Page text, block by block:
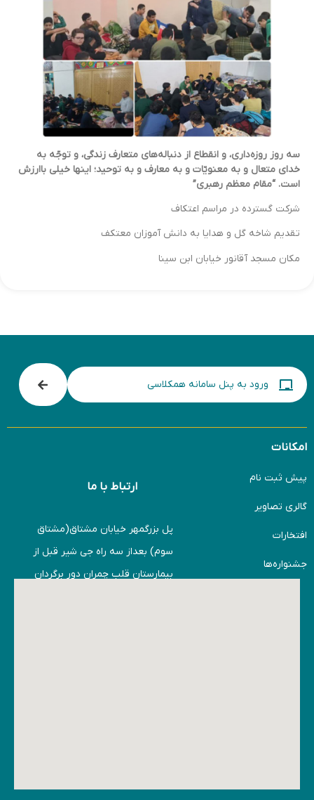
سه روز روزه‌‌داری، و انقطاع از دنباله‌‌های متعارف زندگی، و توجّه به
خدای متعال و به معنویّات و به معارف و به توحید؛ اینها خیلی باارزش
است. “مقام معظم رهبری”
شرکت گسترده در مراسم اعتکاف
تقدیم شاخه گل و هدایا به دانش آموزان معتکف
مکان مسجد آقانور خیابان ابن سینا
ورود به پنل سامانه همکلاسی
امکانات
پیش ثبت نام
گالری تصاویر
افتخارات
جشنواره‌ها
پل بزرگمهر خیابان مشتاق(مشتاق
سوم) بعداز سه راه جی شیر قبل از
بیمارستان قلب چمران دور برگردان
ارتباط با ما